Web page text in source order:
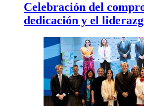
Celebración del
dedicación y el